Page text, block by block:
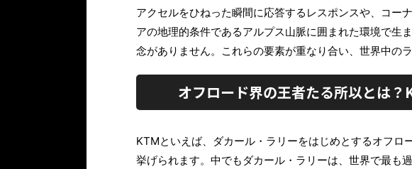
アクセルをひねった瞬間に応答するレスポンスや、コー
アの地理的条件であるアルプス山脈に囲まれた環境で生
念がありません。これらの要素が重なり合い、世界中の
オフロード界の王者たる所以とは
KTMといえば、ダカール・ラリーをはじめとするオフロ
挙げられます。中でもダカール・ラリーは、世界で最も